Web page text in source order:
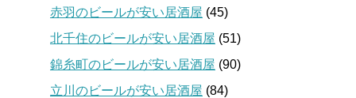
赤羽のビールが安い居酒屋 (45)
北千住のビールが安い居酒屋 (51)
錦糸町のビールが安い居酒屋 (90)
立川のビールが安い居酒屋 (84)